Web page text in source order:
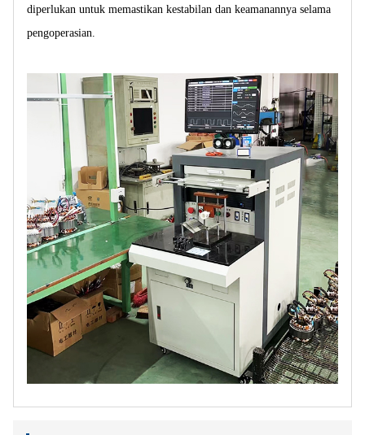
diperlukan untuk memastikan kestabilan dan keamanannya selama
pengoperasian.